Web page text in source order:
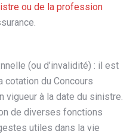
ou de la profession
(ou d’invalidité) : il est
du Concours
vigueur à la date du sinistre.
de diverses fonctions
utiles dans la vie